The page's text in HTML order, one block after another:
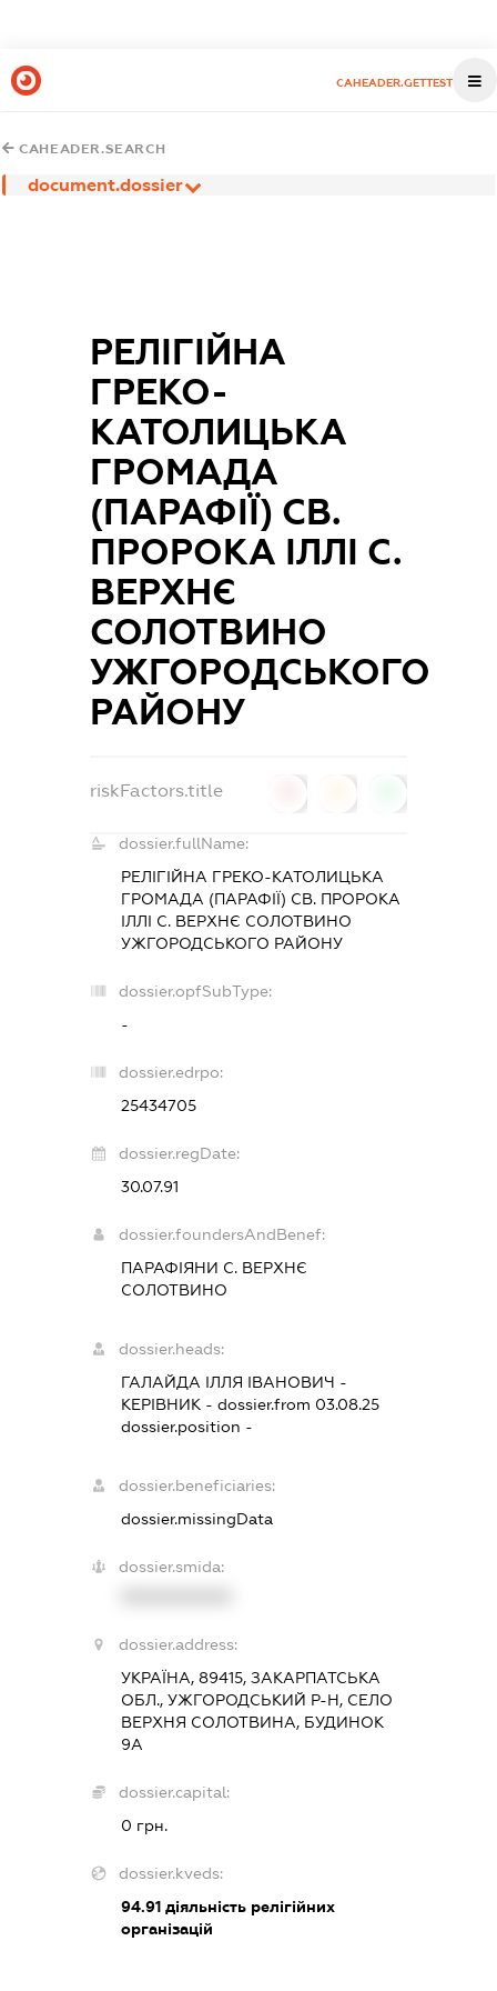
CAHEADER.GETTEST
CAHEADER.SEARCH
document.dossier
РЕЛІГІЙНА
ГРЕКО-
КАТОЛИЦЬКА
ГРОМАДА
(ПАРАФІЇ) СВ.
ПРОРОКА ІЛЛІ С.
ВЕРХНЄ
СОЛОТВИНО
УЖГОРОДСЬКОГО
РАЙОНУ
riskFactors.title
dossier.fullName:
РЕЛІГІЙНА ГРЕКО-КАТОЛИЦЬКА
ГРОМАДА (ПАРАФІЇ) СВ. ПРОРОКА
ІЛЛІ С. ВЕРХНЄ СОЛОТВИНО
УЖГОРОДСЬКОГО РАЙОНУ
dossier.opfSubType:
-
dossier.edrpo:
25434705
dossier.regDate:
30.07.91
dossier.foundersAndBenef:
ПАРАФІЯНИ С. ВЕРХНЄ
СОЛОТВИНО
dossier.heads:
ГАЛАЙДА ІЛЛЯ ІВАНОВИЧ -
КЕРІВНИК - dossier.from 03.08.25
dossier.position -
dossier.beneficiaries:
dossier.missingData
dossier.smida:
dossier.address:
УКРАЇНА, 89415, ЗАКАРПАТСЬКА
ОБЛ., УЖГОРОДСЬКИЙ Р-Н, СЕЛО
ВЕРХНЯ СОЛОТВИНА, БУДИНОК
9А
dossier.capital:
0 грн.
dossier.kveds:
94.91 діяльність релігійних
організацій